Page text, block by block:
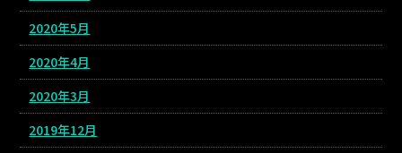
2020年5月
2020年4月
2020年3月
2019年12月